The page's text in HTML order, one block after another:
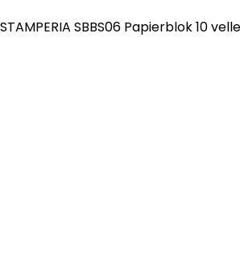
STAMPERIA SBBS06 Papierblok 10